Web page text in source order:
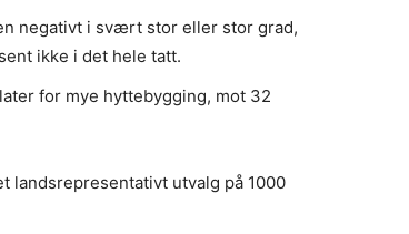
negativt i svært stor eller stor grad,
ikke i det hele tatt.
for mye hyttebygging, mot 32
landsrepresentativt utvalg på 1000